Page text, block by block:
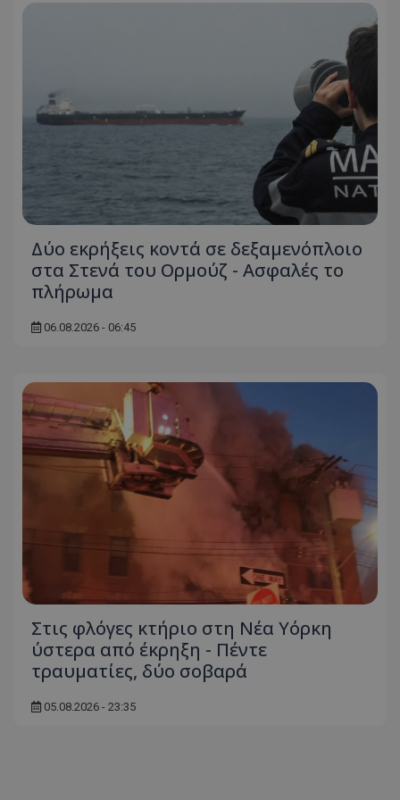
Δύο εκρήξεις κοντά σε δεξαμενόπλοιο
στα Στενά του Ορμούζ - Ασφαλές το
πλήρωμα
06.08.2026 - 06:45
Στις φλόγες κτήριο στη Νέα Υόρκη
ύστερα από έκρηξη - Πέντε
τραυματίες, δύο σοβαρά
05.08.2026 - 23:35
Τα απολύτως απαραίτητα cookies επιτρέπουν
βασικές λειτουργίες του ιστότοπου, όπως τη
σύνδεση χρήστη και τη διαχείριση λογαριασμού.
Ο ιστότοπος δεν μπορεί να χρησιμοποιηθεί σωστά
χωρίς τα απολύτως απαραίτητα cookies.
Προμηθευτής
Πεδίο
.lifenewscy.tothemaonline.com
ASP.NET_SessionId
Microsoft Corporation
VISITOR_PRIVACY_METADATA
YouTube
.youtube.com